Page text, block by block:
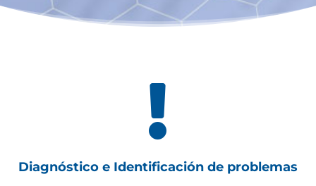

Diagnóstico e Identificación de problemas